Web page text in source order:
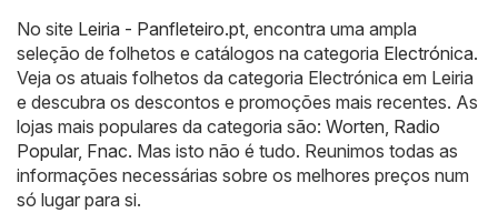
No site Leiria - Panfleteiro.pt, encontra uma ampla
seleção de folhetos e catálogos na categoria Electrónica.
Veja os atuais folhetos da categoria Electrónica em Leiria
e descubra os descontos e promoções mais recentes. As
lojas mais populares da categoria são: Worten, Radio
Popular, Fnac. Mas isto não é tudo. Reunimos todas as
informações necessárias sobre os melhores preços num
só lugar para si.